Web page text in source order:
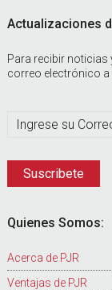
Footer
Actualizaciones
Para recibir noticias
correo electrónico a
Quienes Somos:
Acerca de PJR
Ventajas de PJR